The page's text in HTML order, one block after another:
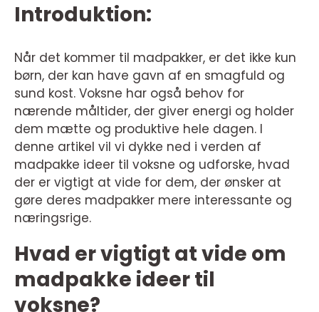
Introduktion:
Når det kommer til madpakker, er det ikke kun
børn, der kan have gavn af en smagfuld og
sund kost. Voksne har også behov for
nærende måltider, der giver energi og holder
dem mætte og produktive hele dagen. I
denne artikel vil vi dykke ned i verden af
madpakke ideer til voksne og udforske, hvad
der er vigtigt at vide for dem, der ønsker at
gøre deres madpakker mere interessante og
næringsrige.
Hvad er vigtigt at vide om
madpakke ideer til
voksne?